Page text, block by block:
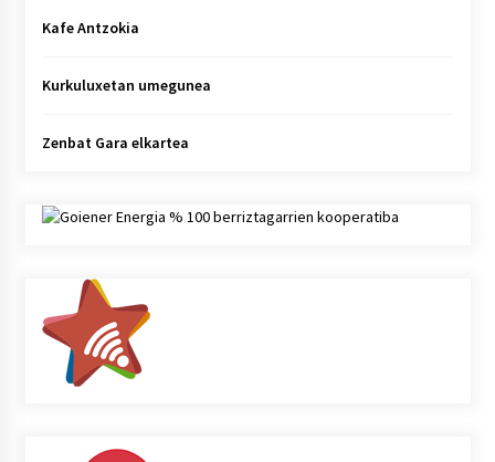
Kafe Antzokia
Kurkuluxetan umegunea
Zenbat Gara elkartea